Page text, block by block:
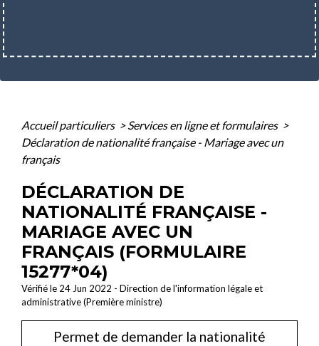
Accueil particuliers > Services en ligne et formulaires >
Déclaration de nationalité française - Mariage avec un
français
DÉCLARATION DE
NATIONALITÉ FRANÇAISE -
MARIAGE AVEC UN
FRANÇAIS (FORMULAIRE
15277*04)
Vérifié le 24 Jun 2022 - Direction de l'information légale et
administrative (Première ministre)
Permet de demander la nationalité